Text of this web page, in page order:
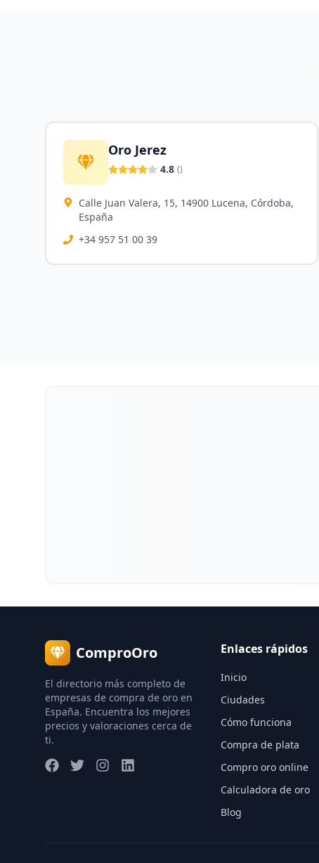
Oro Jerez
4.8 ()
Calle Juan Valera, 15, 14900 Lucena, Córdoba,
España
+34 957 51 00 39
ComproOro
El directorio más completo de
empresas de compra de oro en
España. Encuentra los mejores
precios y valoraciones cerca de
ti.
Enlaces rápidos
Inicio
Ciudades
Cómo funciona
Compra de plata
Compro oro online
Calculadora de oro
Blog